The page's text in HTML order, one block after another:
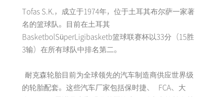
Tofas S.K.，成立于1974年，位于土耳其布尔萨一家著
名的篮球队。目前在土耳其
BasketbolSüperLigibasketb篮球联赛杯以33分（15胜
3输）在所有球队中排名第二。
耐克森轮胎目前为全球领先的汽车制造商供应世界级
的轮胎配套。这些汽车厂家包括保时捷、 FCA、大